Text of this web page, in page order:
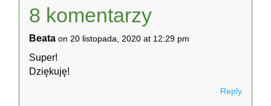
8 komentarzy
Beata on 20 listopada, 2020 at 12:29 pm
Super!
Dziękuję!
Reply